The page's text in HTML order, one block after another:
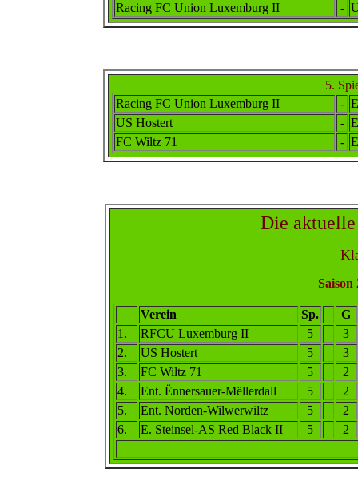
Racing FC Union Luxemburg II -
5.
Racing FC Union Luxemburg II -
US Hostert
-
FC Wiltz 71
- E
Die
Saison
Verein Sp.
G
1 . RFCU Luxemburg II 5
3
2. US Hostert 5
3
3.
FC Wiltz 71 5
2
4. Ent. Ënnersauer-Mëllerdall 5
2
5. Ent. Norden-Wilwerwiltz 5
2
6. E. Steinsel-AS Red Black II 5 2